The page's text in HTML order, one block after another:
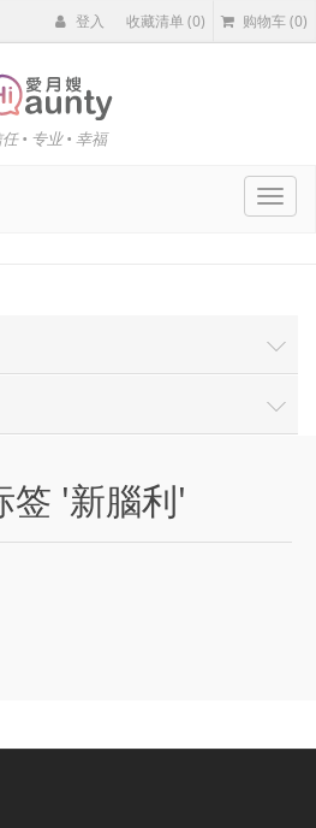
登入 收藏清单(0) 购物车(0)
• 专业 • 幸福
签 '新腦利'